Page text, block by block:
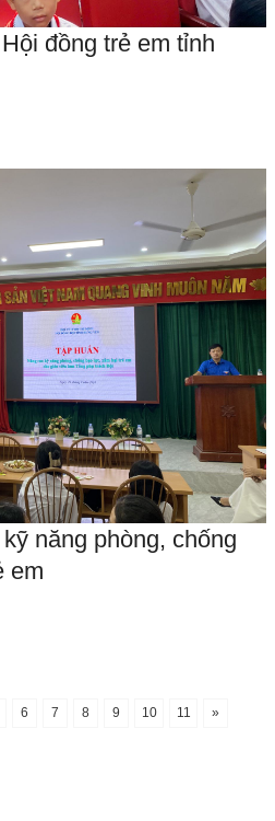
đồng trẻ em tỉnh
năng phòng, chống
em
6 7 8 9 10 11 »